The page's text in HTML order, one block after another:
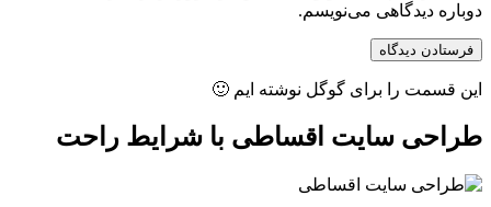
دوباره دیدگاهی می‌نویسم.
این قسمت را برای گوگل نوشته ایم 🙂
طراحی سایت اقساطی با شرایط راحت